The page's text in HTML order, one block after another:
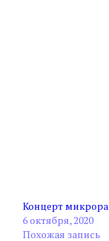
Концерт
6 октября, 2020
Похожая запись